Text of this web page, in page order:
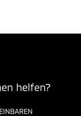
helfen?